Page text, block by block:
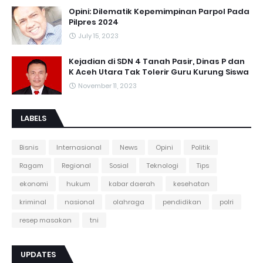
Opini: Dilematik Kepemimpinan Parpol Pada
Pilpres 2024
July 15, 2023
Kejadian di SDN 4 Tanah Pasir, Dinas P dan
K Aceh Utara Tak Tolerir Guru Kurung Siswa
November 11, 2023
LABELS
Bisnis Internasional News Opini
Politik
Ragam
Regional Sosial Teknologi
Tips
ekonomi
hukum kabar daerah
kesehatan
kriminal
nasional olahraga pendidikan
polri
resep masakan
tni
UPDATES